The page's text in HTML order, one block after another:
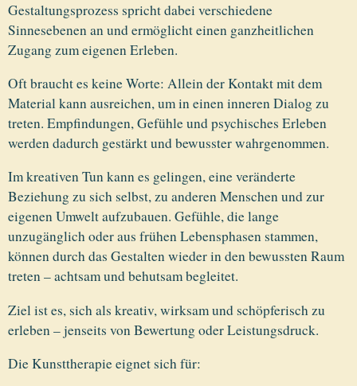
Gestaltungsprozess spricht dabei verschiedene
Sinnesebenen an und ermöglicht einen ganzheitlichen
Zugang zum eigenen Erleben.
Oft braucht es keine Worte: Allein der Kontakt mit dem
Material kann ausreichen, um in einen inneren Dialog zu
treten. Empfindungen, Gefühle und psychisches Erleben
werden dadurch gestärkt und bewusster wahrgenommen.
Im kreativen Tun kann es gelingen, eine veränderte
Beziehung zu sich selbst, zu anderen Menschen und zur
eigenen Umwelt aufzubauen. Gefühle, die lange
unzugänglich oder aus frühen Lebensphasen stammen,
können durch das Gestalten wieder in den bewussten Raum
treten – achtsam und behutsam begleitet.
Ziel ist es, sich als kreativ, wirksam und schöpferisch zu
erleben – jenseits von Bewertung oder Leistungsdruck.
Die Kunsttherapie eignet sich für: